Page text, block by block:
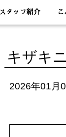
スタッフ紹介
キザキ
2026年01月